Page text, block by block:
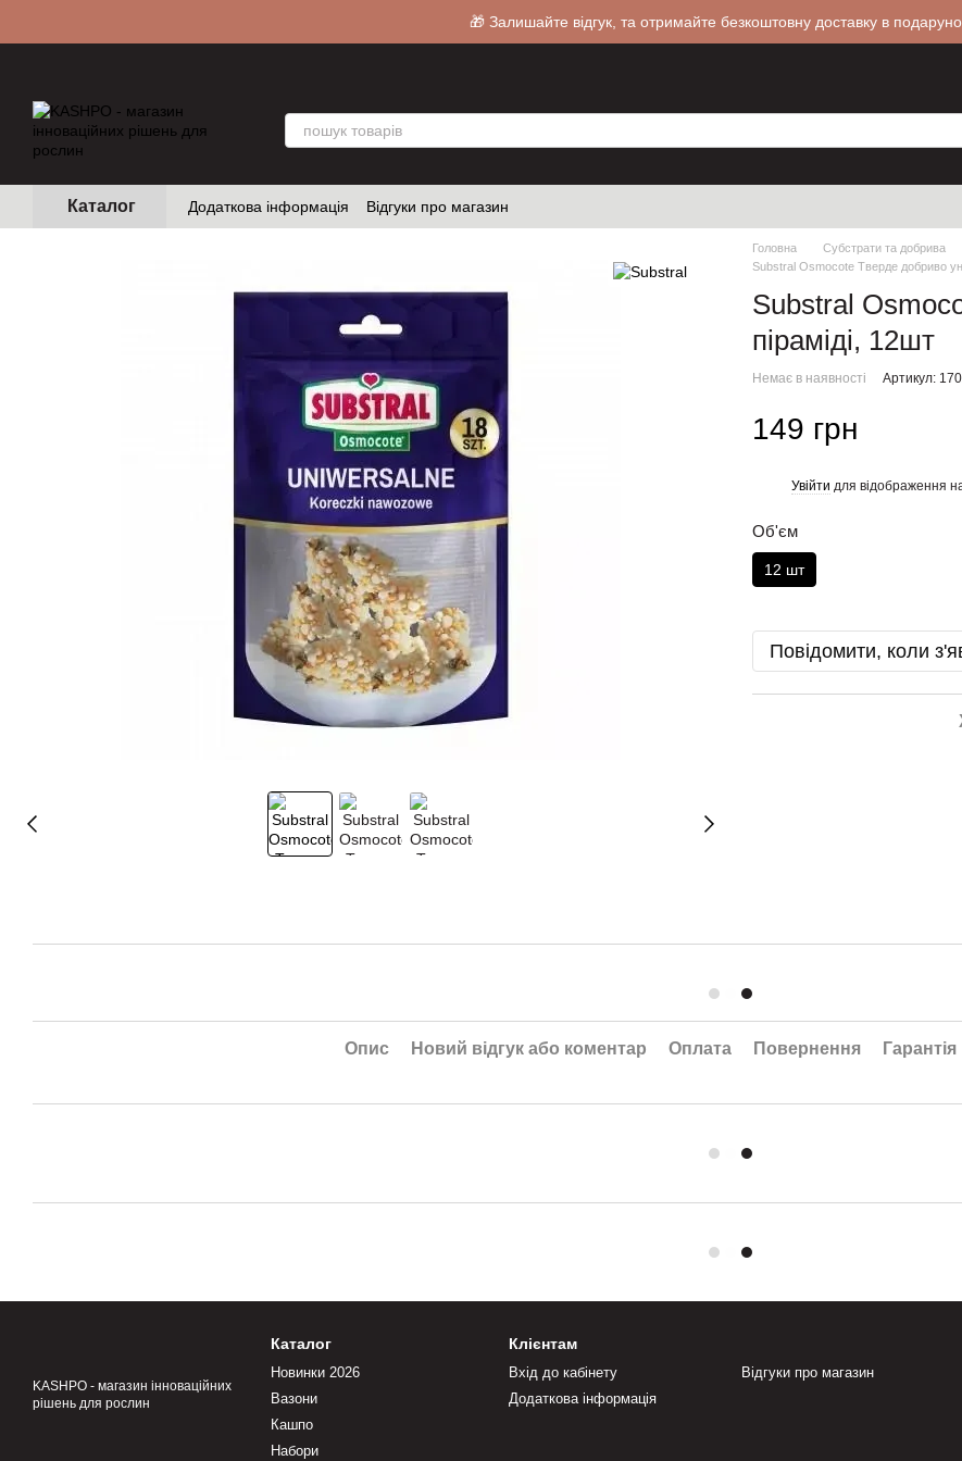
🎁 Залишайте відгук, та отримайте безкоштовну доставку в
Каталог Додаткова інформація Відгуки про магазин
Головна Субстрати та добрива
Substral Osmocote Тверде добриво
Substral
піраміді, 12шт
Немає в наявності Артикул:
149 грн
Увійти для відображення
Об'єм
12 шт
Повідомити, коли
Опис Новий відгук або коментар Оплата Повернення Гарантія
KASHPO - магазин інноваційних
рішень для рослин
Каталог
Новинки 2026
Вазони
Кашпо
Набори
Клієнтам
Вхід до кабінету
Додаткова інформація
Відгуки про магазин